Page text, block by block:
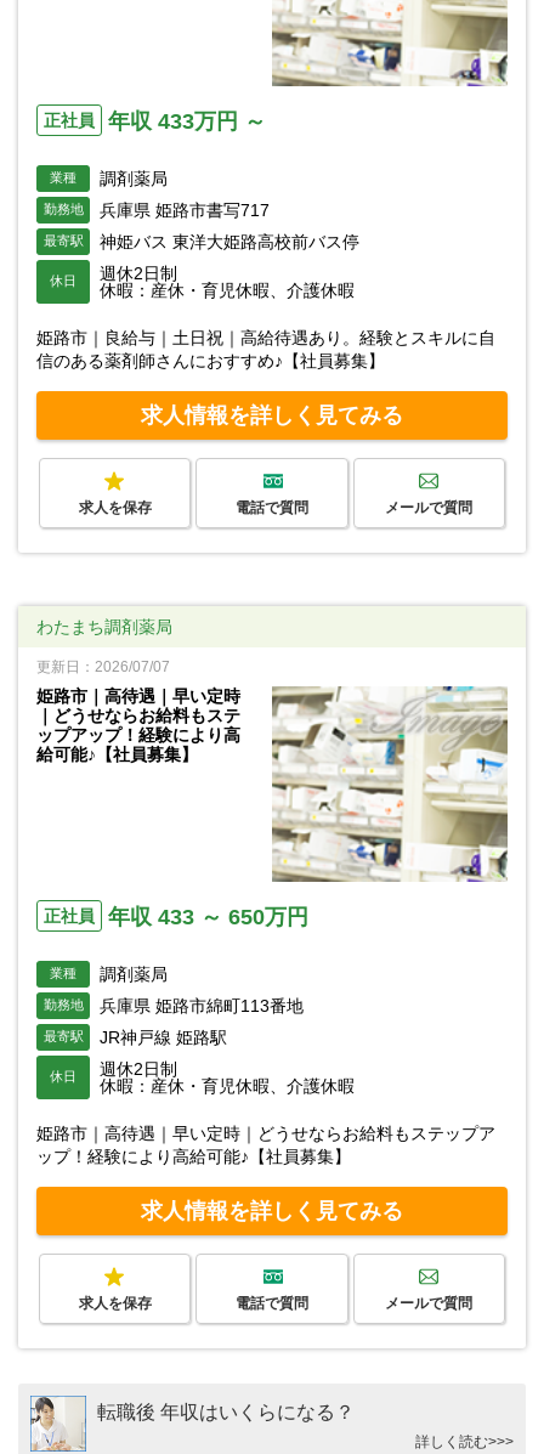
正社員 年収 433万円 ～
業種 調剤薬局
勤務地 兵庫県 姫路市書写717
最寄駅 神姫バス 東洋大姫路高校前バス停
休日
週休2日制
休暇：産休・育児休暇、介護休暇
姫路市｜良給与｜土日祝｜高給待遇あり。経験とスキルに自
信のある薬剤師さんにおすすめ♪【社員募集】
求人情報を詳しく見てみる
求人を保存 電話で質問 メールで質問
わたまち調剤薬局
更新日：2026/07/07
姫路市｜高待遇｜早い定時
｜どうせならお給料もステ
ップアップ！経験により高
給可能♪【社員募集】
正社員 年収 433 ～ 650万円
業種 調剤薬局
勤務地 兵庫県 姫路市綿町113番地
最寄駅 JR神戸線 姫路駅
休日
週休2日制
休暇：産休・育児休暇、介護休暇
姫路市｜高待遇｜早い定時｜どうせならお給料もステップア
ップ！経験により高給可能♪【社員募集】
求人情報を詳しく見てみる
求人を保存 電話で質問 メールで質問
転職後 年収はいくらになる？
詳しく読む>>>